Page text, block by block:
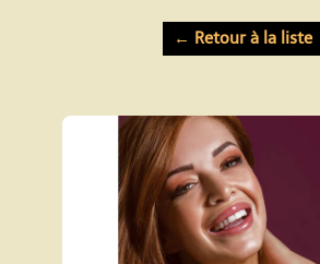
← Retour à la liste